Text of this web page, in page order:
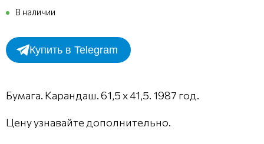
В наличии
Купить в Telegram
Бумага. Карандаш. 61,5 х 41,5. 1987 год.
Цену узнавайте дополнительно.